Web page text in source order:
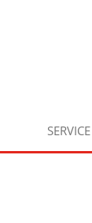
SERVICE